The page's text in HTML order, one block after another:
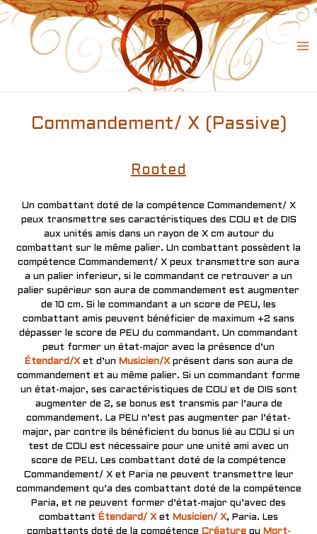
Skip
to
content
Commandement/ X (Passive)
Rooted
Un combattant doté de la compétence Commandement/ X
peux transmettre ses caractéristiques des COU et de DIS
aux unités amis dans un rayon de X cm autour du
combattant sur le même palier. Un combattant possèdent la
compétence Commandement/ X peux transmettre son aura
a un palier inferieur, si le commandant ce retrouver a un
palier supérieur son aura de commandement est augmenter
de 10 cm. Si le commandant a un score de PEU, les
combattant amis peuvent bénéficier de maximum +2 sans
dépasser le score de PEU du commandant. Un commandant
peut former un état-major avec la présence d’un
Étendard/Xet d’un Musicien/Xprésent dans son aura de
commandement et au même palier. Si un commandant forme
un état-major, ses caractéristiques de COU et de DIS sont
augmenter de 2, se bonus est transmis par l’aura de
commandement. La PEU n’est pas augmenter par l’état-
major, par contre ils bénéficient du bonus lié au COU si un
test de COU est nécessaire pour une unité ami avec un
score de PEU. Les combattant doté de la compétence
Commandement/ X et Paria ne peuvent transmettre leur
commandement qu’a des combattant doté de la compétence
Paria, et ne peuvent former d’état-major qu’avec des
combattant Étendard/ X et Musicien/ X, Paria. Les
combattants doté de la compétence Créatureou Mort-